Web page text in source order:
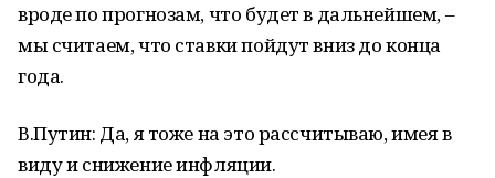
вроде по прогнозам, что будет в дальнейшем, –
мы считаем, что ставки пойдут вниз до конца
года.
В.Путин: Да, я тоже на это рассчитываю, имея в
виду и снижение инфляции.